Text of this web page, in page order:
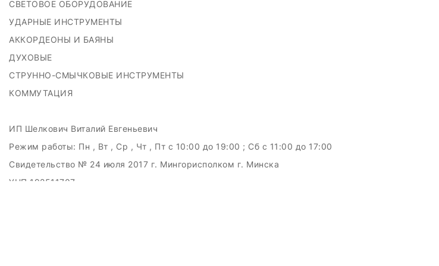
СВЕТОВОЕ ОБОРУДОВАНИЕ
УДАРНЫЕ ИНСТРУМЕНТЫ
АККОРДЕОНЫ И БАЯНЫ
ДУХОВЫЕ
СТРУННО-СМЫЧКОВЫЕ ИНСТРУМЕНТЫ
КОММУТАЦИЯ
ИП Шелкович Виталий Евгеньевич
Режим работы: Пн , Вт , Ср , Чт , Пт c 10:00 до 19:00 ; Сб c 11:00 до 17:00
Свидетельство № 24 июля 2017 г. Мингорисполком г. Минска
УНП 192511707